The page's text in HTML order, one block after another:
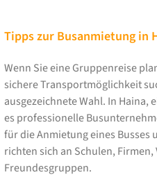
Tipps zur Busanmietung in
Wenn Sie eine Gruppenreise
sichere Transportmöglichkeit
ausgezeichnete Wahl. In Haina,
es professionelle
für die Anmietung eines
richten sich an Schulen,
Freundesgruppen.